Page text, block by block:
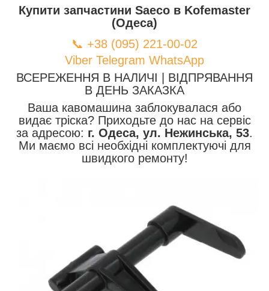
Купити запчастини Saeco в Kofemaster
(Одеса)
📞 +38 (095) 221-00-02
Viber Telegram WhatsApp
ВСЕРЕЖЕННЯ В НАЛИЧІ | ВІДПРЯВАННЯ
В ДЕНЬ ЗАКАЗКА
Ваша кавомашина заблокувалася або
видає тріска? Приходьте до нас на сервіс
за адресою: г. Одеса, ул. Нежинська, 53.
Ми маємо всі необхідні комплектуючі для
швидкого ремонту!